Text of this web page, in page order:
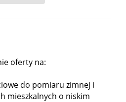
oferty na:
do pomiaru zimnej i
mieszkalnych o niskim